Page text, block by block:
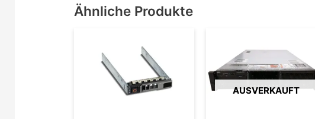
Ähnliche Produkte
bis
€12.51
AUSVERKAUFT